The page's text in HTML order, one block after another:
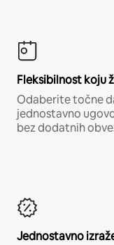
Fleksibilnost koju
Odaberite točne
jednostavno
bez dodatnih
Jednostavno